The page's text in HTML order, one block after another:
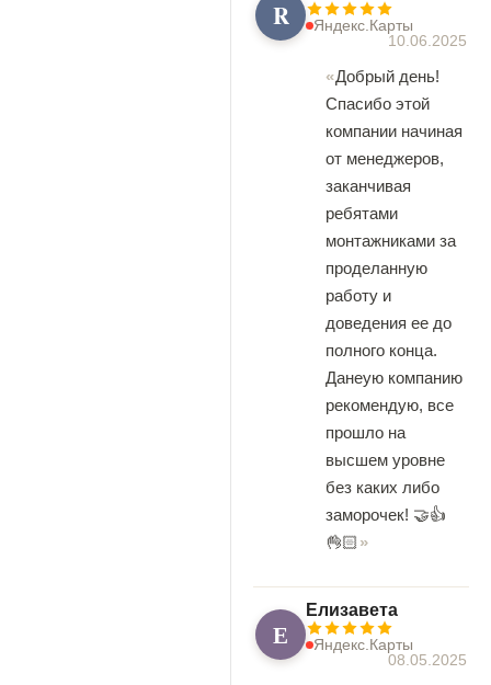
R
Яндекс.Карты
10.06.2025
Добрый день!
Спасибо этой
компании начиная
от менеджеров,
заканчивая
ребятами
монтажниками за
проделанную
работу и
доведения ее до
полного конца.
Данеую компанию
рекомендую, все
прошло на
высшем уровне
без каких либо
заморочек! 🤝👍
👌🏻
Е
Елизавета
Яндекс.Карты
08.05.2025